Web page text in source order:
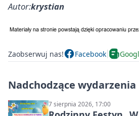
Autor:krystian
Zaobserwuj nas! Facebook
Nadchodzące wydarzenia
7 sierpnia 2026, 17:00